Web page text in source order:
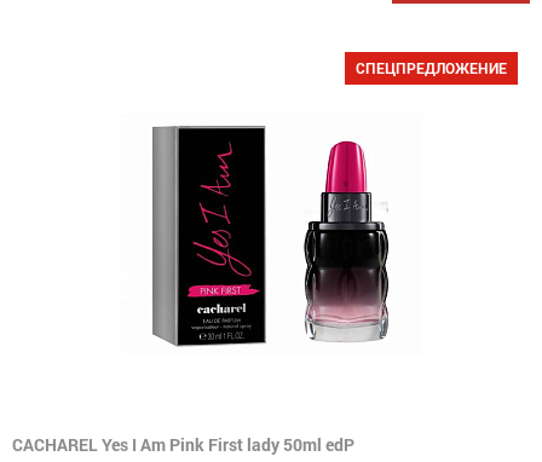
СПЕЦПРЕДЛОЖЕНИЕ
CACHAREL Yes I Am Pink First lady 50ml edP